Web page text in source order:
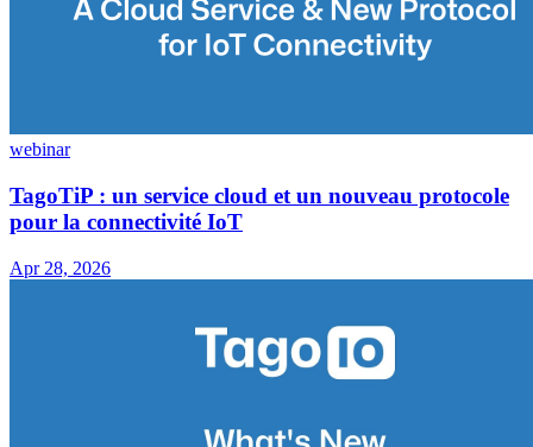
webinar
TagoTiP : un service cloud et un nouveau protocole
pour la connectivité IoT
Apr 28, 2026